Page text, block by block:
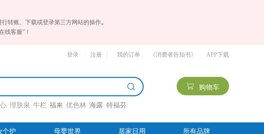
转账、下载或登录第三方网站的操作。
线客服”！
登录 注册 我的订单 《消费者告知书》 APP下载
理肤泉 牛栏 福来 优色林 海露 特福芬
购物车
个护 母婴世界 居家日用 所有品牌